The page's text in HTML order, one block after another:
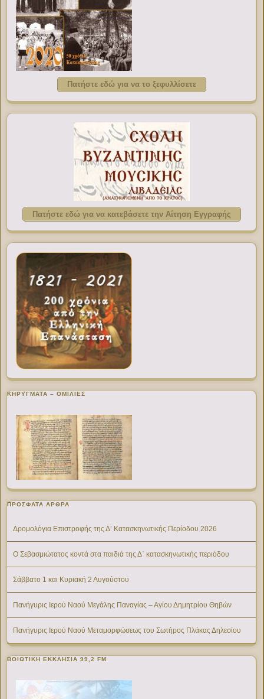
Πατήστε εδώ για να το ξεφυλλίσετε
Πατήστε εδώ για να κατεβάσετε την Αίτηση Εγγραφής
ΚΗΡΥΓΜΑΤΑ – ΟΜΙΛΙΕΣ
ΠΡΌΣΦΑΤΑ ΆΡΘΡΑ
Δρομολόγια Επιστροφής της Δ’ Κατασκηνωτικής Περίοδου 2026
Ο Σεβασμιώτατος κοντά στα παιδιά της Δ΄ κατασκηνωτικής περιόδου
Σάββατο 1 και Κυριακή 2 Αυγούστου
Πανήγυρις Ιερού Ναού Μεγάλης Παναγίας – Αγίου Δημητρίου Θηβών
Πανήγυρις Ιερού Ναού Μεταμορφώσεως του Σωτήρος Πλάκας Δηλεσίου
ΒΟΙΩΤΙΚΉ ΕΚΚΛΗΣΊΑ 99,2 FM